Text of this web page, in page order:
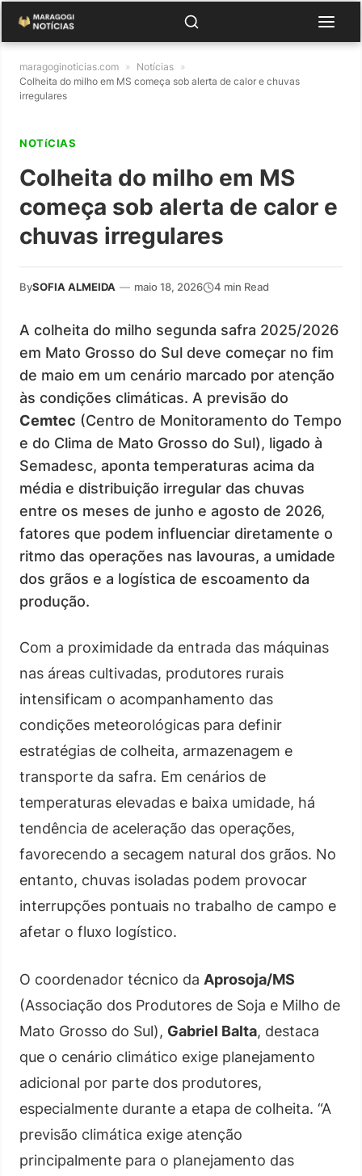
maragoginoticias.com » Notícias »
Colheita do milho em MS começa sob alerta de calor e chuvas
irregulares
NOTíCIAS
Colheita do milho em MS
começa sob alerta de calor e
chuvas irregulares
BySOFIA ALMEIDA — maio 18, 2026 4 min Read
A colheita do milho segunda safra 2025/2026
em Mato Grosso do Sul deve começar no fim
de maio em um cenário marcado por atenção
às condições climáticas. A previsão do
Cemtec (Centro de Monitoramento do Tempo
e do Clima de Mato Grosso do Sul), ligado à
Semadesc, aponta temperaturas acima da
média e distribuição irregular das chuvas
entre os meses de junho e agosto de 2026,
fatores que podem influenciar diretamente o
ritmo das operações nas lavouras, a umidade
dos grãos e a logística de escoamento da
produção.
Com a proximidade da entrada das máquinas
nas áreas cultivadas, produtores rurais
intensificam o acompanhamento das
condições meteorológicas para definir
estratégias de colheita, armazenagem e
transporte da safra. Em cenários de
temperaturas elevadas e baixa umidade, há
tendência de aceleração das operações,
favorecendo a secagem natural dos grãos. No
entanto, chuvas isoladas podem provocar
interrupções pontuais no trabalho de campo e
afetar o fluxo logístico.
O coordenador técnico da Aprosoja/MS
(Associação dos Produtores de Soja e Milho de
Mato Grosso do Sul), Gabriel Balta, destaca
que o cenário climático exige planejamento
adicional por parte dos produtores,
especialmente durante a etapa de colheita. “A
previsão climática exige atenção
principalmente para o planejamento das